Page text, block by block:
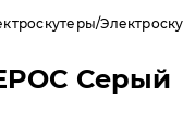
Серый